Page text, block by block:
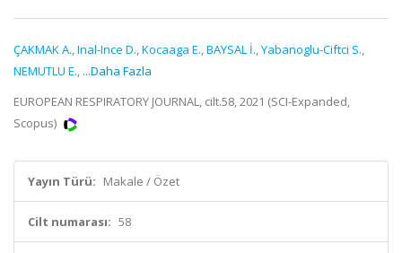
ÇAKMAK A.,Inal-Ince D.,Kocaaga E.,BAYSAL İ.,Yabanoglu-Ciftci S.,
NEMUTLU E., ...Daha Fazla
EUROPEAN RESPIRATORY JOURNAL, cilt.58, 2021 (SCI-Expanded,
Scopus)
Yayın Türü: Makale / Özet
Cilt numarası: 58